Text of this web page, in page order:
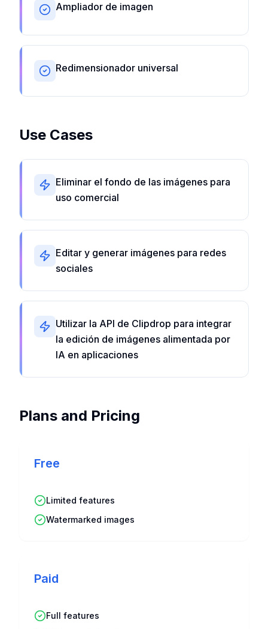
Ampliador de imagen
Redimensionador universal
Use Cases
Eliminar el fondo de las imágenes para
uso comercial
Editar y generar imágenes para redes
sociales
Utilizar la API de Clipdrop para integrar
la edición de imágenes alimentada por
IA en aplicaciones
Plans and Pricing
Free
Limited features
Watermarked images
Paid
Full features